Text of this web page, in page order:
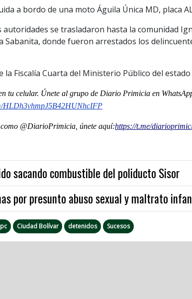
a bordo de una moto Águila Única MD, placa
autoridades se trasladaron hasta la comunidad
Sabanita, donde fueron arrestados los
la Fiscalía Cuarta del Ministerio Público del
tu celular. Únete al grupo de Diario Primicia en
HLDh3vhmpJ5B42HUNhcIFP
como @DiarioPrimicia, únete aquí:https://t.me/
sacando combustible del poliducto Sisor
por presunto abuso sexual y maltrato
Ciudad Bolívar detenidos Sucesos